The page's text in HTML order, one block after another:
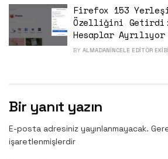
Firefox 153
Özelliğini
Hesaplar Ayrılıyor
BY ALMADANINCELE EDITÖR EKIBI
Bir yanıt yazın
E-posta adresiniz yayınlanmayacak.
işaretlenmişlerdir